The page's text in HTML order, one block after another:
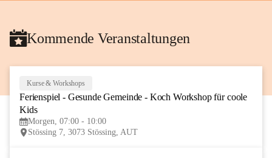
Kommende Veranstaltungen
AUG
Kurse & Workshops
Ferienspiel - Gesunde Gemeinde - Koch Workshop für coole
Kids
Morgen, 07:00 - 10:00
Stössing 7, 3073 Stössing, AUT